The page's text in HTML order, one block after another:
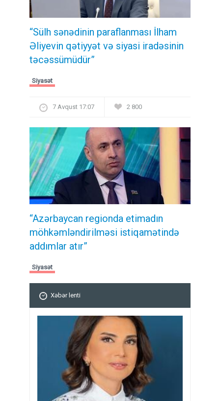
“Sülh sənədinin paraflanması İlham
Əliyevin qətiyyət və siyasi iradəsinin
təcəssümüdür”
Siyasət
7 Avqust 17:07 2 800
“Azərbaycan regionda etimadın
möhkəmləndirilməsi istiqamətində
addımlar atır”
Siyasət
Xəbər lenti